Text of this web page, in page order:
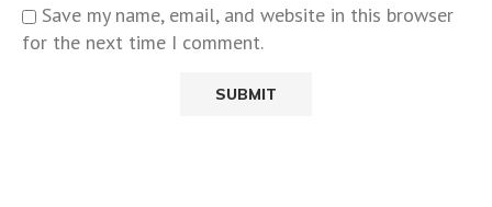
Save my name, email, and website in this browser
for the next time I comment.